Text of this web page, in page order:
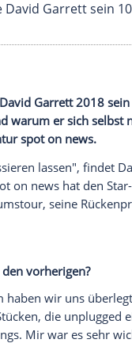
möchte David
Tour willDavid
und warum
spot